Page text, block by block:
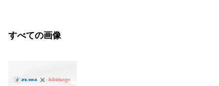
すべての画像